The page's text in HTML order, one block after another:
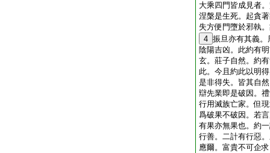
大乘四門皆成見者
涅槃是生死。起貪
失方便門墮於邪執
4 振旦亦有其義
陰陽吉凶。此約有
玄。莊子自然。約
此。今且約此以明
是非得失。皆其自
辯先業即是破因。
行用滅族亡家。但
爲破果不破因。若
有果亦無果也。約
行善。二計有行惡
應爾。富貴不可企